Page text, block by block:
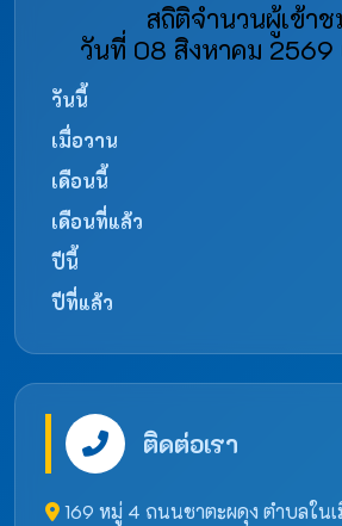
สถิติจำนวนผู้เข้าช
วันที่ 08 สิงหาคม
วันนี้
เมื่อวาน
เดือนนี้
เดือนที่แล้ว
ปีนี้
ปีที่แล้ว
ติดต่อเรา
169 หมู่ 4 ถนนชาตะผดุง ตำบลในเ